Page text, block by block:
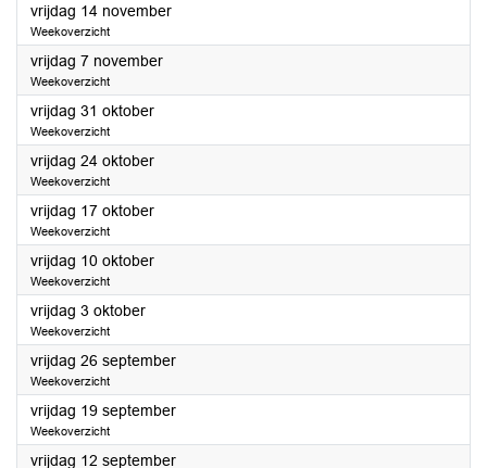
vrijdag 14 november2025
Weekoverzicht
vrijdag 7 november2025
Weekoverzicht
vrijdag 31 oktober2025
Weekoverzicht
vrijdag 24 oktober2025
Weekoverzicht
vrijdag 17 oktober2025
Weekoverzicht
vrijdag 10 oktober2025
Weekoverzicht
vrijdag 3 oktober2025
Weekoverzicht
vrijdag 26 september2025
Weekoverzicht
vrijdag 19 september2025
Weekoverzicht
vrijdag 12 september2025